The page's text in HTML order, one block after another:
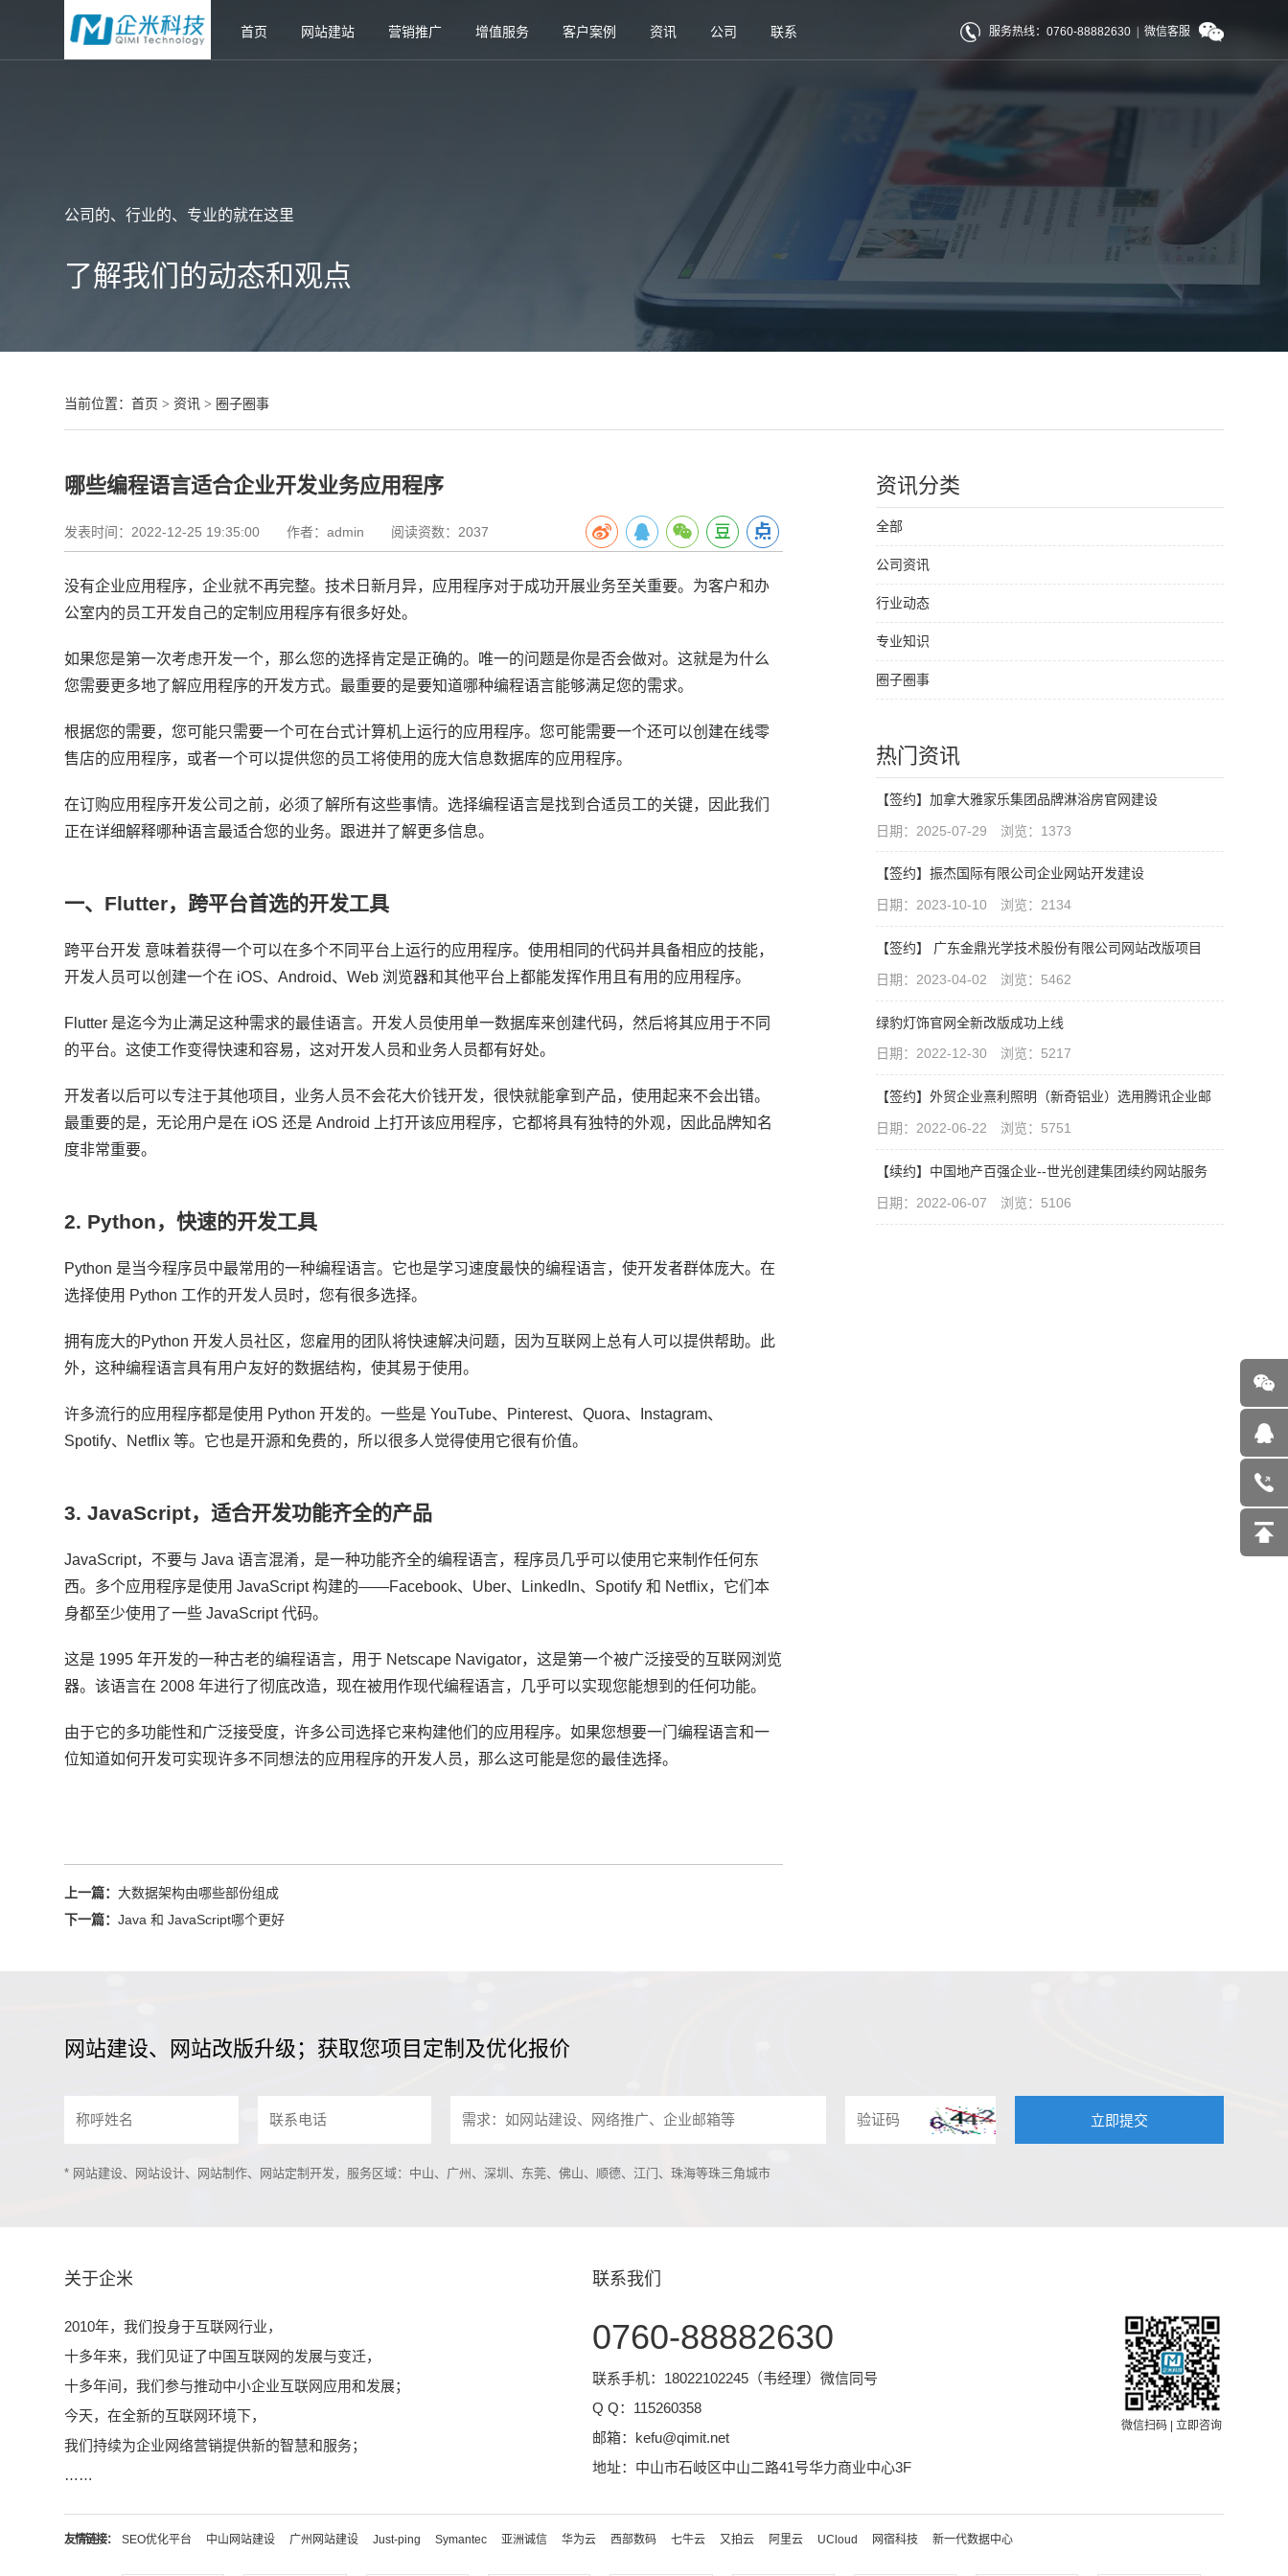
首页 网站建站 营销推广 增值服务 客户案例 资讯 公司 联系 服务热线：0760-88882630 微信客服
公司的、行业的、专业的就在这里
了解我们的动态和观点
当前位置：首页 资讯 圈子圈事
哪些编程语言适合企业开发业务应用程序
发表时间：2022-12-25 19:35:00作者：admin 阅读资数：2037
没有企业应用程序，企业就不再完整。技术日新月异，应用程序对于成功开展业务至关重要。 为客户和办
公室内的员工开发自己的定制应用程序有很多好处。
如果您是第一次考虑开发一个，那么您的选择肯定是正确的。 唯一的问题是你是否会做对。这就是为什么
您需要更多地了解应用程序的开发方式。最重要的是要知道哪种编程语言能够满足您的需求。
根据您的需要，您可能只需要一个可在台式计算机上运行的应用程序。您可能需要一个还可以创建在线零
售店的应用程序，或者一个可以提供您的员工将使用的庞大信息数据库的应用程序。
在订购应用程序开发公司之前，必须了解所有这些事情。 选择编程语言是找到合适员工的关键，因此我们
正在详细解释哪种语言最适合您的业务。 跟进并了解更多信息。
一、 Flutter，跨平台首选的开发工具
跨平台开发 意味着获得一个可以在多个不同平台上运行的应用程序。使用相同的代码并具备相应的技能，
开发人员可以创建一个在 iOS、Android、Web 浏览器和其他平台上都能发挥作用且有用的应用程序。
Flutter 是迄今为止满足这种需求的最佳语言。开发人员使用单一数据库来创建代码，然后将其应用于不同
的平台。这使工作变得快速和容易，这对开发人员和业务人员都有好处。
开发者以后可以专注于其他项目，业务人员不会花大价钱开发，很快就能拿到产品，使用起来不会出错。
最重要的是，无论用户是在 iOS 还是 Android 上打开该应用程序，它都将具有独特的外观，因此品牌知名
度非常重要。
2. Python，快速的开发工具
Python 是当今程序员中最常用的一种编程语言。 它也是学习速度最快的编程语言，使开发者群体庞大。在
选择使用 Python 工作的开发人员时，您有很多选择。
拥有庞大的Python 开发人员社区，您雇用的团队将快速解决问题，因为互联网上总有人可以提供帮助。
此
外，这种编程语言具有用户友好的数据结构，使其易于使用。
许多流行的应用程序都是使用 Python 开发的。一些是 YouTube、Pinterest、Quora、Instagram、
Spotify、Netflix 等。它也是开源和免费的，所以很多人觉得使用它很有价值。
3. JavaScript，适合开发功能齐全的产品
JavaScript，不要与 Java 语言混淆，是一种功能齐全的编程语言，程序员几乎可以使用它来制作任何东
西。 多个应用程序是使用 JavaScript 构建的——Facebook、Uber、LinkedIn、Spotify 和 Netflix，它们本
身都至少使用了一些 JavaScript 代码。
这是 1995 年开发的一种古老的编程语言，用于 Netscape Navigator，这是第一个被广泛接受的互联网浏览
器。该语言在 2008 年进行了彻底改造，现在被用作现代编程语言，几乎可以实现您能想到的任何功能。
由于它的多功能性和广泛接受度，许多公司选择它来构建他们的应用程序。如果您想要一门编程语言和一
位知道如何开发可实现许多不同想法的应用程序的开发人员，那么这可能是您的最佳选择。
上一篇：大数据架构由哪些部份组成
下一篇：Java 和 JavaScript哪个更好
资讯分类
全部
公司资讯
行业动态
专业知识
圈子圈事
热门资讯
【签约】加拿大雅家乐集团品牌淋浴房官网建设
日期：2025-07-29 浏览：1373
【签约】振杰国际有限公司企业网站开发建设
日期：2023-10-10 浏览：2134
【签约】 广东金鼎光学技术股份有限公司网站改版项目
日期：2023-04-02 浏览：5462
绿豹灯饰官网全新改版成功上线
日期：2022-12-30 浏览：5217
【签约】外贸企业熹利照明（新奇铝业）选用腾讯企业邮
日期：2022-06-22 浏览：5751
【续约】中国地产百强企业--世光创建集团续约网站服务
日期：2022-06-07 浏览：5106
网站建设、网站改版升级；获取您项目定制及优化报价
* 网站建设、网站设计、网站制作、网站定制开发，服务区域：中山、广州、深圳、东莞、佛山、顺德、江门、珠海等珠三角城市
关于企米
2010年，我们投身于互联网行业，
十多年来，我们见证了中国互联网的发展与变迁，
十多年间，我们参与推动中小企业互联网应用和发展；
今天，在全新的互联网环境下，
我们持续为企业网络营销提供新的智慧和服务；
……
联系我们
0760-88882630
联系手机：18022102245（韦经理）微信同号
Q Q： 115260358
邮箱： kefu@qimit.net
地址：中山市石岐区中山二路41号华力商业中心3F
微信扫码 | 立即咨询
友情链接： SEO优化平台 中山网站建设 广州网站建设 Just-ping Symantec 亚洲诚信 华为云 西部数码 七牛云 又拍云 阿里云 UCloud 网宿科技 新一代数据中心